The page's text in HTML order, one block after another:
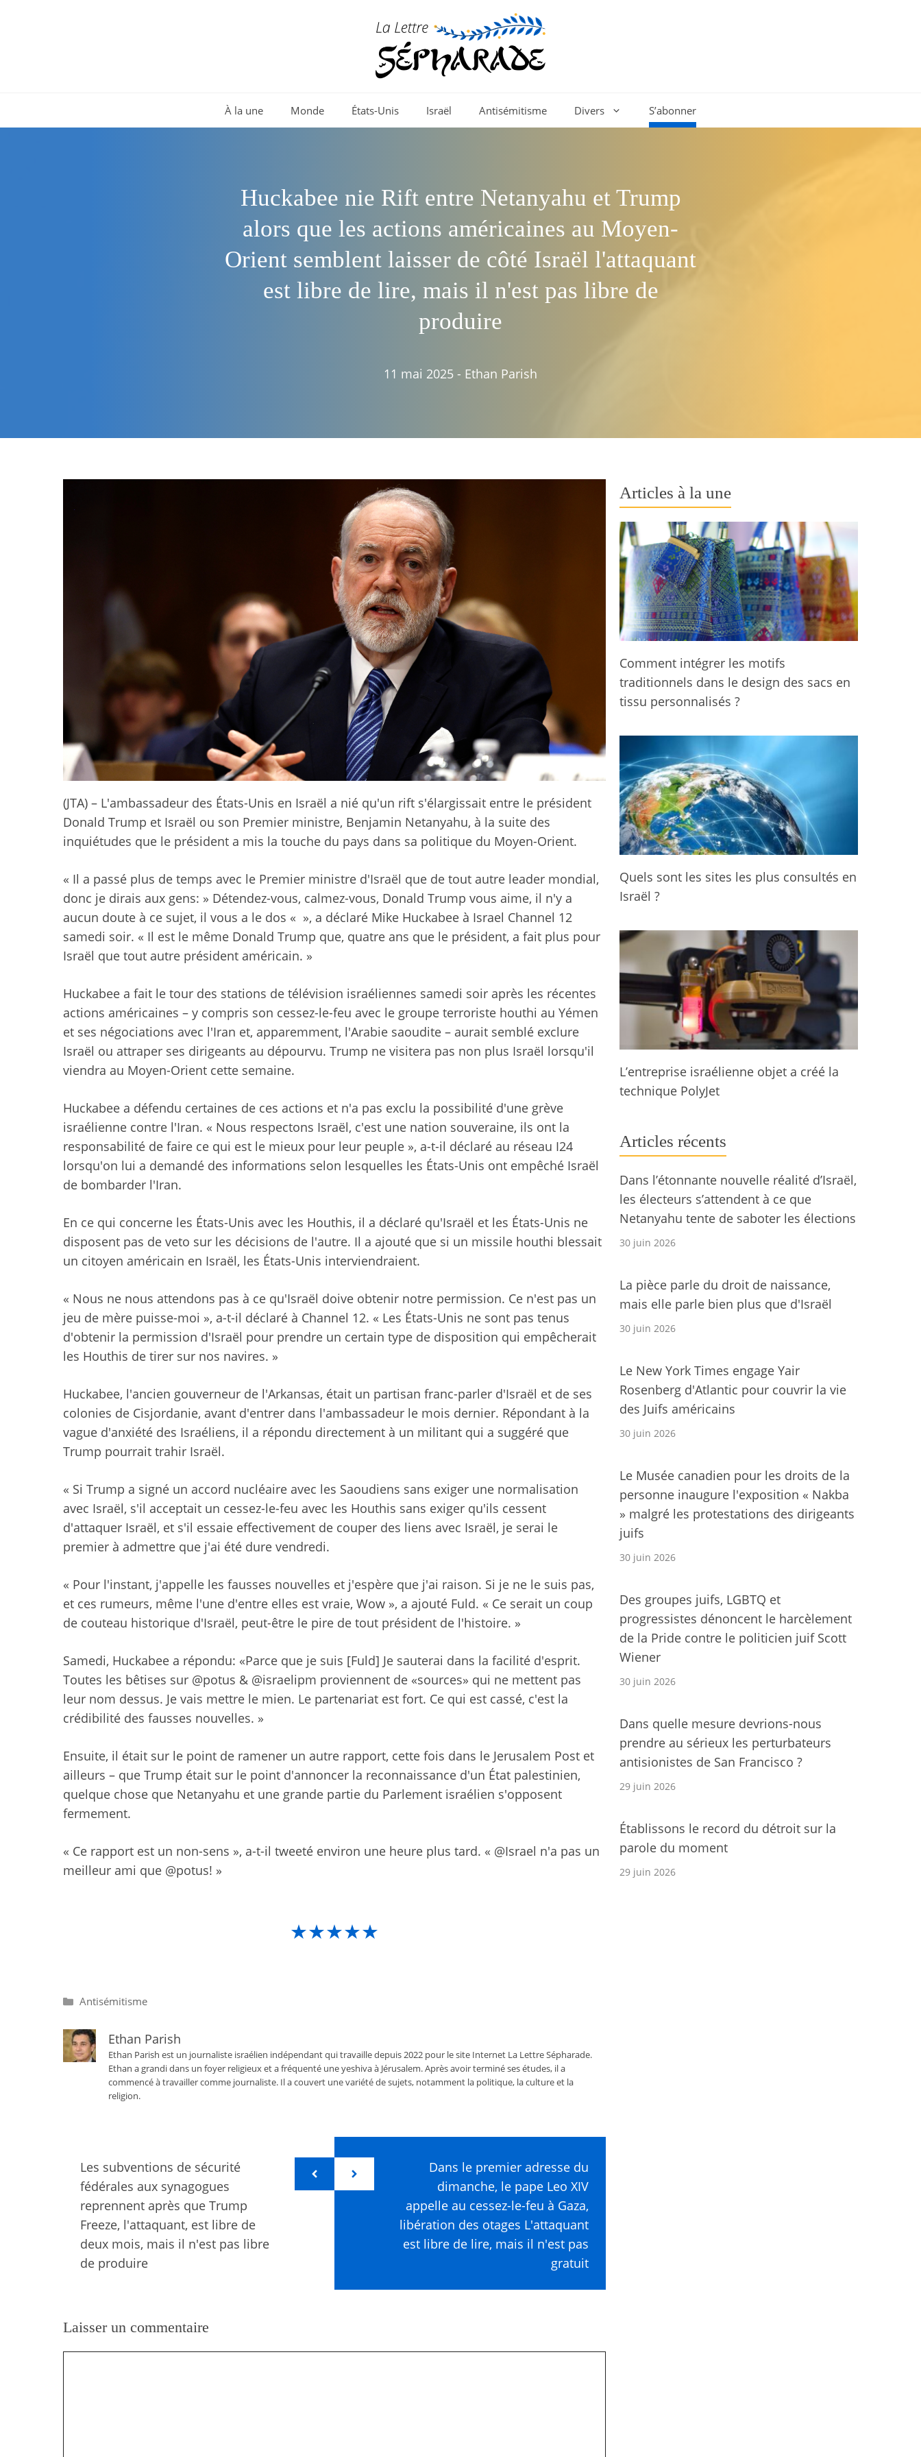
À la une Monde États-Unis Israël Antisémitisme Divers S’abonner
Huckabee nie Rift entre Netanyahu et Trump
alors que les actions américaines au Moyen-
Orient semblent laisser de côté Israël l'attaquant
est libre de lire, mais il n'est pas libre de
produire
11 mai 2025 - Ethan Parish
(JTA) – L'ambassadeur des États-Unis en Israël a nié qu'un rift s'élargissait entre le président
Donald Trump et Israël ou son Premier ministre, Benjamin Netanyahu, à la suite des
inquiétudes que le président a mis la touche du pays dans sa politique du Moyen-Orient.
« Il a passé plus de temps avec le Premier ministre d'Israël que de tout autre leader mondial,
donc je dirais aux gens: » Détendez-vous, calmez-vous, Donald Trump vous aime, il n'y a
aucun doute à ce sujet, il vous a le dos « », a déclaré Mike Huckabee à Israel Channel 12
samedi soir. « Il est le même Donald Trump que, quatre ans que le président, a fait plus pour
Israël que tout autre président américain. »
Huckabee a fait le tour des stations de télévision israéliennes samedi soir après les récentes
actions américaines – y compris son cessez-le-feu avec le groupe terroriste houthi au Yémen
et ses négociations avec l'Iran et, apparemment, l'Arabie saoudite – aurait semblé exclure
Israël ou attraper ses dirigeants au dépourvu. Trump ne visitera pas non plus Israël lorsqu'il
viendra au Moyen-Orient cette semaine.
Huckabee a défendu certaines de ces actions et n'a pas exclu la possibilité d'une grève
israélienne contre l'Iran. « Nous respectons Israël, c'est une nation souveraine, ils ont la
responsabilité de faire ce qui est le mieux pour leur peuple », a-t-il déclaré au réseau I24
lorsqu'on lui a demandé des informations selon lesquelles les États-Unis ont empêché Israël
de bombarder l'Iran.
En ce qui concerne les États-Unis avec les Houthis, il a déclaré qu'Israël et les États-Unis ne
disposent pas de veto sur les décisions de l'autre. Il a ajouté que si un missile houthi blessait
un citoyen américain en Israël, les États-Unis interviendraient.
« Nous ne nous attendons pas à ce qu'Israël doive obtenir notre permission. Ce n'est pas un
jeu de mère puisse-moi », a-t-il déclaré à Channel 12. « Les États-Unis ne sont pas tenus
d'obtenir la permission d'Israël pour prendre un certain type de disposition qui empêcherait
les Houthis de tirer sur nos navires. »
Huckabee, l'ancien gouverneur de l'Arkansas, était un partisan franc-parler d'Israël et de ses
colonies de Cisjordanie, avant d'entrer dans l'ambassadeur le mois dernier. Répondant à la
vague d'anxiété des Israéliens, il a répondu directement à un militant qui a suggéré que
Trump pourrait trahir Israël.
« Si Trump a signé un accord nucléaire avec les Saoudiens sans exiger une normalisation
avec Israël, s'il acceptait un cessez-le-feu avec les Houthis sans exiger qu'ils cessent
d'attaquer Israël, et s'il essaie effectivement de couper des liens avec Israël, je serai le
premier à admettre que j'ai été dure vendredi.
« Pour l'instant, j'appelle les fausses nouvelles et j'espère que j'ai raison. Si je ne le suis pas,
et ces rumeurs, même l'une d'entre elles est vraie, Wow », a ajouté Fuld. « Ce serait un coup
de couteau historique d'Israël, peut-être le pire de tout président de l'histoire. »
Samedi, Huckabee a répondu: «Parce que je suis [Fuld] Je sauterai dans la facilité d'esprit.
Toutes les bêtises sur @potus & @israelipm proviennent de «sources» qui ne mettent pas
leur nom dessus. Je vais mettre le mien. Le partenariat est fort. Ce qui est cassé, c'est la
crédibilité des fausses nouvelles. »
Ensuite, il était sur le point de ramener un autre rapport, cette fois dans le Jerusalem Post et
ailleurs – que Trump était sur le point d'annoncer la reconnaissance d'un État palestinien,
quelque chose que Netanyahu et une grande partie du Parlement israélien s'opposent
fermement.
« Ce rapport est un non-sens », a-t-il tweeté environ une heure plus tard. « @Israel n'a pas un
meilleur ami que @potus! »
★★★★★
Catégories
Antisémitisme
Ethan Parish
Ethan Parish est un journaliste israélien indépendant qui travaille depuis 2022 pour le site Internet La Lettre Sépharade.
Ethan a grandi dans un foyer religieux et a fréquenté une yeshiva à Jérusalem. Après avoir terminé ses études, il a
commencé à travailler comme journaliste. Il a couvert une variété de sujets, notamment la politique, la culture et la
religion.
Les subventions de sécurité
fédérales aux synagogues
reprennent après que Trump
Freeze, l'attaquant, est libre de
deux mois, mais il n'est pas libre
de produire
Dans le premier adresse du
dimanche, le pape Leo XIV
appelle au cessez-le-feu à Gaza,
libération des otages L'attaquant
est libre de lire, mais il n'est pas
gratuit
Laisser un commentaire
Articles à la une
Comment intégrer les motifs
traditionnels dans le design des sacs en
tissu personnalisés ?
Quels sont les sites les plus consultés en
Israël ?
L’entreprise israélienne objet a créé la
technique PolyJet
Articles récents
Dans l’étonnante nouvelle réalité d’Israël,
les électeurs s’attendent à ce que
Netanyahu tente de saboter les élections
30 juin 2026
La pièce parle du droit de naissance,
mais elle parle bien plus que d'Israël
30 juin 2026
Le New York Times engage Yair
Rosenberg d'Atlantic pour couvrir la vie
des Juifs américains
30 juin 2026
Le Musée canadien pour les droits de la
personne inaugure l'exposition « Nakba
» malgré les protestations des dirigeants
juifs
30 juin 2026
Des groupes juifs, LGBTQ et
progressistes dénoncent le harcèlement
de la Pride contre le politicien juif Scott
Wiener
30 juin 2026
Dans quelle mesure devrions-nous
prendre au sérieux les perturbateurs
antisionistes de San Francisco ?
29 juin 2026
Établissons le record du détroit sur la
parole du moment
29 juin 2026